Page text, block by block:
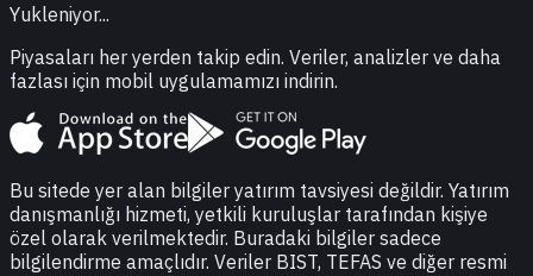
Yukleniyor...
Piyasaları her yerden takip edin. Veriler, analizler ve daha
fazlası için mobil uygulamamızı indirin.
Bu sitede yer alan bilgiler yatırım tavsiyesi değildir. Yatırım
danışmanlığı hizmeti, yetkili kuruluşlar tarafından kişiye
özel olarak verilmektedir. Buradaki bilgiler sadece
bilgilendirme amaçlıdır. Veriler BIST, TEFAS ve diğer resmi